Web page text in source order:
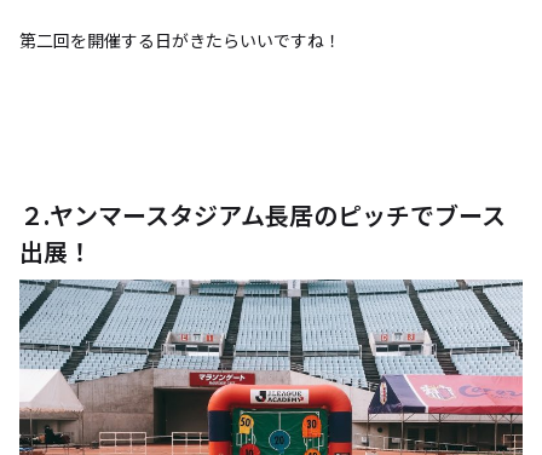
第二回を開催する日がきたらいいですね！
２.ヤンマースタジアム長居のピッチでブース
出展！